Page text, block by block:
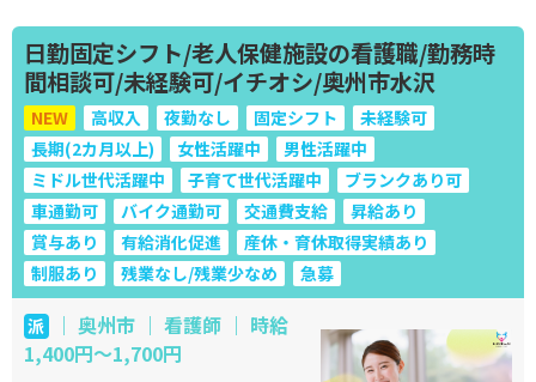
日勤固定シフト/老人保健施設の看護職/勤務時
間相談可/未経験可/イチオシ/奥州市水沢
NEW 高収入 夜勤なし 固定シフト
未経験可
長期(2カ月以上)
女性活躍中
男性活躍中
ミドル世代活躍中
子育て世代活躍中
ブランクあり可
車通勤可
バイク通勤可 交通費支給
昇給あり
賞与あり
有給消化促進
産休・育休取得実績あり
制服あり
残業なし/残業少なめ 急募
派｜ 奥州市 ｜ 看護師 ｜ 時給
1,400円～1,700円